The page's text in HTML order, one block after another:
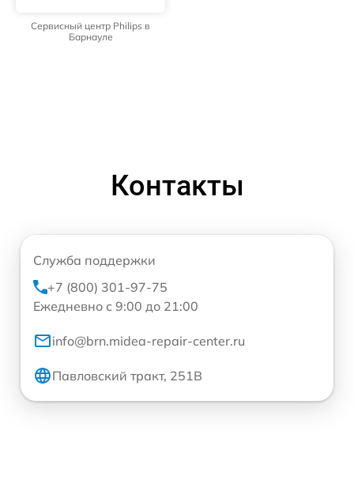
Сервисный центр Philips в
Барнауле
Контакты
Служба поддержки
+7 (800) 301-97-75
Ежедневно с 9:00 до 21:00
info@brn.midea-repair-center.ru
Павловский тракт, 251В